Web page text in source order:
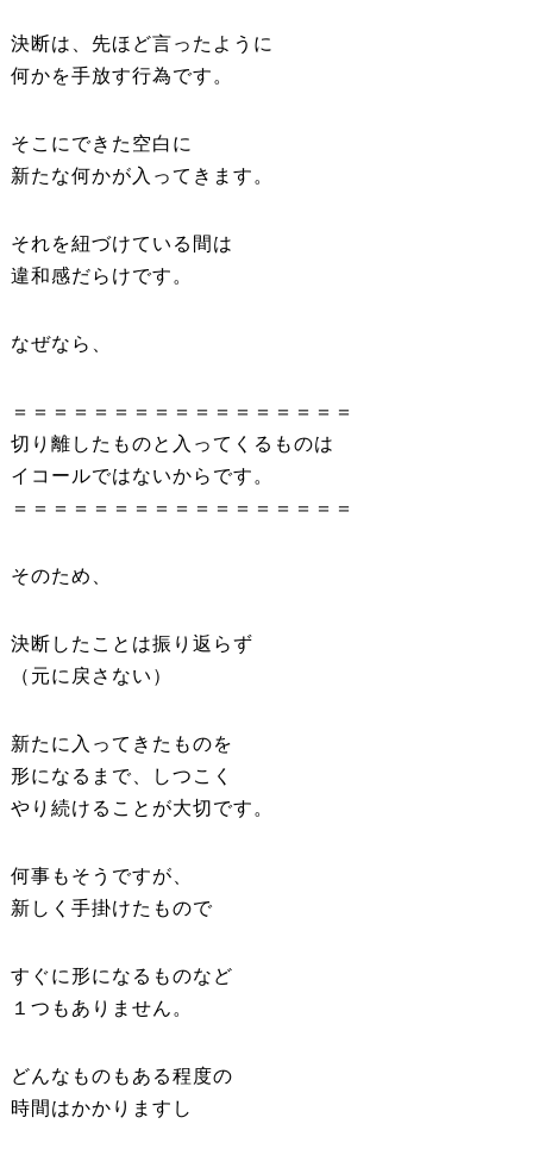
決断は、先ほど言ったように
何かを手放す行為です。
そこにできた空白に
新たな何かが入ってきます。
それを紐づけている間は
違和感だらけです。
なぜなら、
＝＝＝＝＝＝＝＝＝＝＝＝＝＝＝＝＝
切り離したものと入ってくるものは
イコールではないからです。
＝＝＝＝＝＝＝＝＝＝＝＝＝＝＝＝＝
そのため、
決断したことは振り返らず
（元に戻さない）
新たに入ってきたものを
形になるまで、しつこく
やり続けることが大切です。
何事もそうですが、
新しく手掛けたもので
すぐに形になるものなど
１つもありません。
どんなものもある程度の
時間はかかりますし